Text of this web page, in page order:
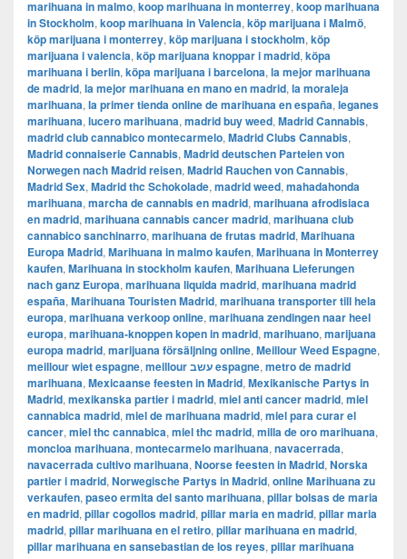
marihuana in malmo, koop marihuana in monterrey, koop marihuana
in Stockholm, ​​koop marihuana in Valencia, köp marijuana i Malmö,
köp marijuana i monterrey, köp marijuana i stockholm, ​​köp
marijuana i valencia, köp marijuana knoppar i madrid, köpa
marihuana i berlin, köpa marijuana i barcelona, la mejor marihuana
de madrid, la mejor marihuana en mano en madrid, la moraleja
marihuana, la primer tienda online de marihuana en españa, leganes
marihuana, lucero marihuana, madrid buy weed, Madrid Cannabis,
madrid club cannabico montecarmelo, Madrid Clubs Cannabis,
Madrid connaiserie Cannabis, Madrid deutschen Parteien von
Norwegen nach Madrid reisen, Madrid Rauchen von Cannabis,
Madrid Sex, Madrid thc Schokolade, madrid weed, mahadahonda
marihuana, marcha de cannabis en madrid, marihuana afrodisiaca
en madrid, marihuana cannabis cancer madrid, marihuana club
cannabico sanchinarro, marihuana de frutas madrid, Marihuana
Europa Madrid, Marihuana in malmo kaufen, Marihuana in Monterrey
kaufen, Marihuana in stockholm kaufen, Marihuana Lieferungen
nach ganz Europa, marihuana liquida madrid, marihuana madrid
españa, Marihuana Touristen Madrid, marihuana transporter till hela
europa, marihuana verkoop online, marihuana zendingen naar heel
europa, marihuana-knoppen kopen in madrid, marihuano, marijuana
europa madrid, marijuana försäljning online, Meillour Weed Espagne,
meillour wiet espagne, meillour עשב espagne, metro de madrid
marihuana, Mexicaanse feesten in Madrid, Mexikanische Partys in
Madrid, mexikanska partier i madrid, miel anti cancer madrid, miel
cannabica madrid, miel de marihuana madrid, miel para curar el
cancer, miel thc cannabica, miel thc madrid, milla de oro marihuana,
moncloa marihuana, montecarmelo marihuana, navacerrada,
navacerrada cultivo marihuana, Noorse feesten in Madrid, Norska
partier i madrid, Norwegische Partys in Madrid, online Marihuana zu
verkaufen, paseo ermita del santo marihuana, pillar bolsas de maria
en madrid, pillar cogollos madrid, pillar maria en madrid, pillar maria
madrid, pillar marihuana en el retiro, pillar marihuana en madrid,
pillar marihuana en sansebastian de los reyes, pillar marihuana